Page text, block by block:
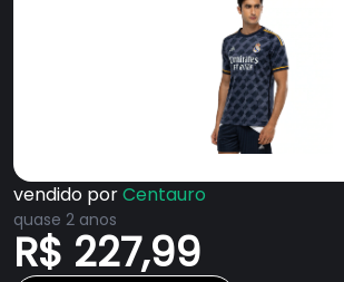
vendido porCentauro
quase 2 anos
R$ 227,99